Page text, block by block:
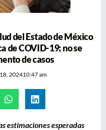
del Estado de México
de COVID-19; no se
de casos
202410:47 am
estimaciones esperadas